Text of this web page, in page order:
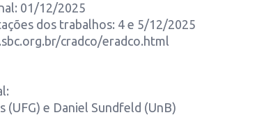
01/12/2025
dos trabalhos: 4 e 5/12/2025
cradco/eradco.html
e Daniel Sundfeld (UnB)